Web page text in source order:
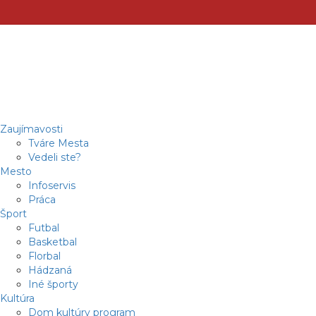
Zaujímavosti
Tváre Mesta
Vedeli ste?
Mesto
Infoservis
Práca
Šport
Futbal
Basketbal
Florbal
Hádzaná
Iné športy
Kultúra
Dom kultúry program